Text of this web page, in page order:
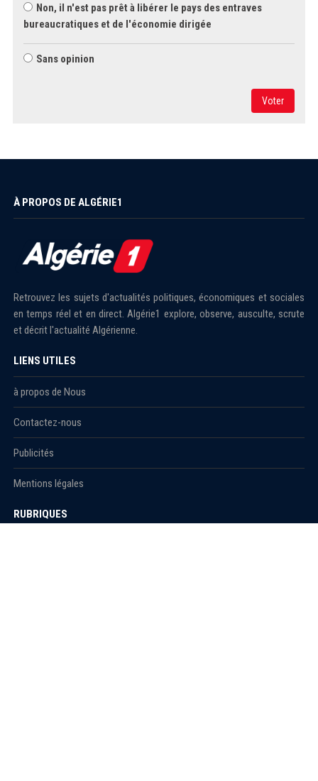
Non, il n'est pas prêt à libérer le pays des entraves
bureaucratiques et de l'économie dirigée
Sans opinion
Voter
À PROPOS DE ALGÉRIE1
Retrouvez les sujets d'actualités politiques, économiques et sociales
en temps réel et en direct. Algérie1 explore, observe, ausculte, scrute
et décrit l'actualité Algérienne.
LIENS UTILES
à propos de Nous
Contactez-nous
Publicités
Mentions légales
RUBRIQUES